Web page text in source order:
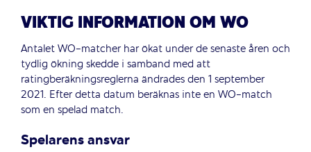
VIKTIG INFORMATION OM WO
Antalet WO-matcher har ökat under de senaste åren och
tydlig ökning skedde i samband med att
ratingberäkningsreglerna ändrades den 1 september
2021. Efter detta datum beräknas inte en WO-match
som en spelad match.
Spelarens ansvar